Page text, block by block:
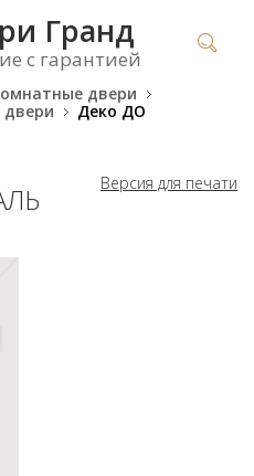
Гранд
с гарантией
двери
Деко ДО
Версия для печати